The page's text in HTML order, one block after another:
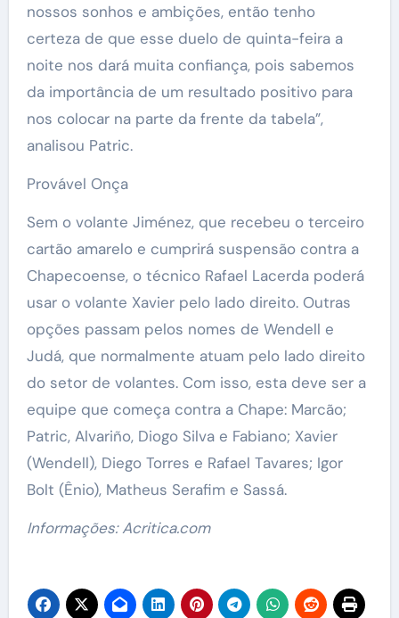
nossos sonhos e ambições, então tenho
certeza de que esse duelo de quinta-feira a
noite nos dará muita confiança, pois sabemos
da importância de um resultado positivo para
nos colocar na parte da frente da tabela”,
analisou Patric.
Provável Onça
Sem o volante Jiménez, que recebeu o terceiro
cartão amarelo e cumprirá suspensão contra a
Chapecoense, o técnico Rafael Lacerda poderá
usar o volante Xavier pelo lado direito. Outras
opções passam pelos nomes de Wendell e
Judá, que normalmente atuam pelo lado direito
do setor de volantes. Com isso, esta deve ser a
equipe que começa contra a Chape: Marcão;
Patric, Alvariño, Diogo Silva e Fabiano; Xavier
(Wendell), Diego Torres e Rafael Tavares; Igor
Bolt (Ênio), Matheus Serafim e Sassá.
Informações: Acritica.com